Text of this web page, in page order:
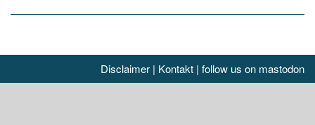
Disclaimer | Kontakt | follow us on mastodon